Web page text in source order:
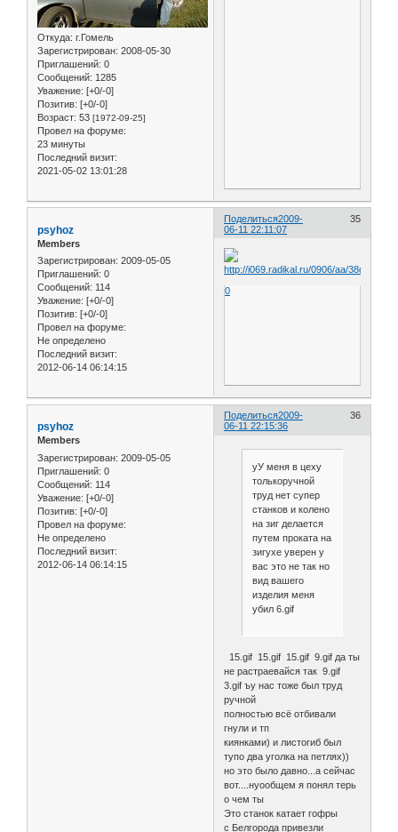
Откуда: г.Гомель
Зарегистрирован: 2008-05-30
Приглашений: 0
Сообщений: 1285
Уважение: [+0/-0]
Позитив: [+0/-0]
Возраст: 53 [1972-09-25]
Провел на форуме:
23 минуты
Последний визит:
2021-05-02 13:01:28
Поделиться 35
2009-
06-11 22:11:07
psyhoz
Members
Зарегистрирован: 2009-05-05
Приглашений: 0
Сообщений: 114
Уважение: [+0/-0]
Позитив: [+0/-0]
Провел на форуме:
Не определено
Последний визит:
2012-06-14 06:14:15
0
Поделиться 36
2009-
06-11 22:15:36
psyhoz
Members
Зарегистрирован: 2009-05-05
Приглашений: 0
Сообщений: 114
Уважение: [+0/-0]
Позитив: [+0/-0]
Провел на форуме:
Не определено
Последний визит:
2012-06-14 06:14:15
уУ меня в цеху
толькоручной
труд нет супер
станков и колено
на зиг делается
путем проката на
зигухе уверен у
вас это не так но
вид вашего
изделия меня
убил 6.gif
15.gif 15.gif 15.gif 9.gif да ты
не растраевайся так 9.gif
3.gif ъу нас тоже был труд
ручной
полностью всё отбивали
гнули и тп
киянками) и листогиб был
тупо два уголка на петлях))
но это было давно...а сейчас
вот....нуообщем я понял терь
о чем ты
Это станок катает гофры
с Белгорода привезли